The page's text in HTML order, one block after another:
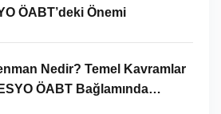
ÖABT’deki Önemi
Nedir? Temel Kavramlar
ÖABT Bağlamında